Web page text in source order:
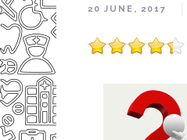
20 JUNE, 2017